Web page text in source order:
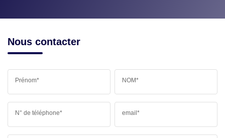
Nous contacter
Prénom* NOM*
N° de téléphone* email*